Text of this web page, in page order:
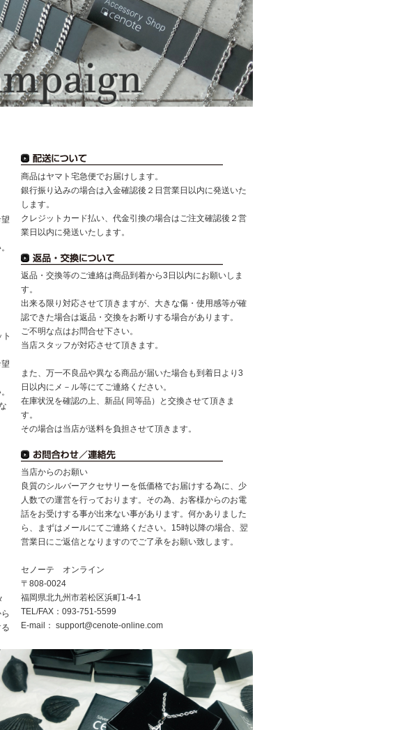
商品はヤマト宅急便でお届けします。
銀行振り込みの場合は入金確認後２日営業日以内に発送いた
します。
クレジットカード払い、代金引換の場合はご注文確認後２営
業日以内に発送いたします。
返品・交換等のご連絡は商品到着から3日以内にお願いしま
す。
出来る限り対応させて頂きますが、大きな傷・使用感等が確
認できた場合は返品・交換をお断りする場合があります。
ご不明な点はお問合せ下さい。
当店スタッフが対応させて頂きます。
また、万一不良品や異なる商品が届いた場合も到着日より3
日以内にメ－ル等にてご連絡ください。
在庫状況を確認の上、新品( 同等品）と交換させて頂きま
す。
その場合は当店が送料を負担させて頂きます。
当店からのお願い
良質のシルバーアクセサリーを低価格でお届けする為に、少
人数での運営を行っております。その為、お客様からのお電
話をお受けする事が出来ない事があります。何かありました
ら、まずはメールにてご連絡ください。15時以降の場合、翌
営業日にご返信となりますのでご了承をお願い致します。
セノーテ オンライン
〒808-0024
福岡県北九州市若松区浜町1-4-1
TEL/FAX：093-751-5599
E-mail： support@cenote-online.com